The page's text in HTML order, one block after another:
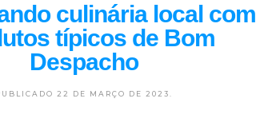
culinária local com
típicos de Bom
Despacho
22 DE MARÇO DE 2023.